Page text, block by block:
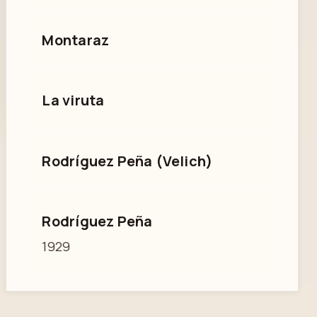
Montaraz
La viruta
Rodríguez Peña (Velich)
Rodríguez Peña
1929